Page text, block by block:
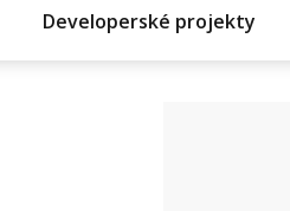
Developerské projekty